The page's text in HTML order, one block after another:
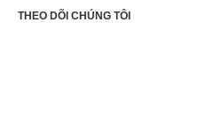
THEO DÕI CHÚNG TÔI